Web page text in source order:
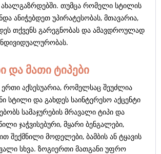
თუმცა რომელი სტილის
ანიჭებდეთ უპირატესობას, მთავარია,
თქვენს გარეგნობას და ამავდროულად
და მათი ტიპები
ერთი აქსესუარია, რომელსაც შეუძლია
სტილი და გახდეს საინტერესო აქცენტი
სამაჯურების მრავალი ტიპი და
ჯაჭვისებური, მყარი ბენგალები,
შექმნილი მოდელები, ბამბის ან ტყავის
სხვა. ზოგიერთი მათგანი უფრო